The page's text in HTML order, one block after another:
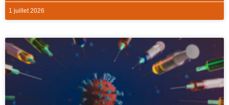
1 juillet 2026